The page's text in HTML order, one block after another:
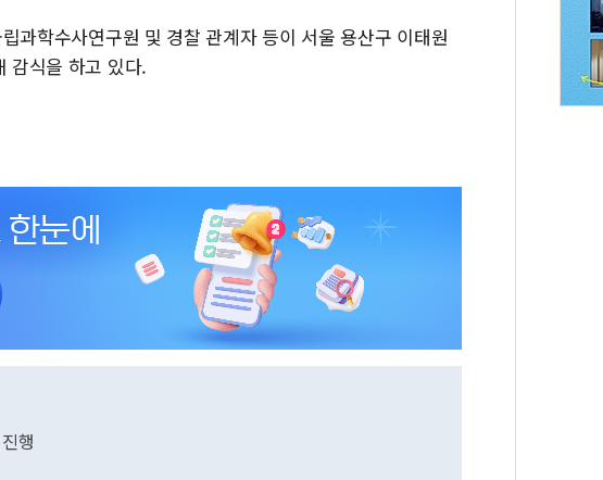
과학수사연구원 및 경찰 관계자 등이 서울 용산구 이태원
감식을 하고 있다.
행